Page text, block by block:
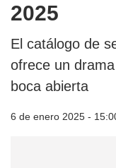
2025
El catálogo de
ofrece un
boca abierta
6 de enero 2025 -